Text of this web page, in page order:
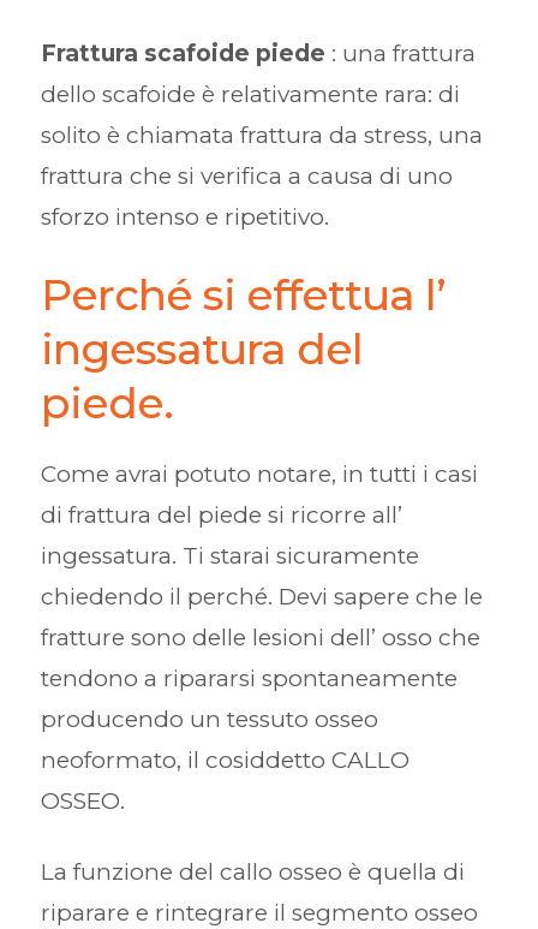
Frattura scafoide piede : una frattura
dello scafoide è relativamente rara: di
solito è chiamata frattura da stress, una
frattura che si verifica a causa di uno
sforzo intenso e ripetitivo.
Perché si effettua l’
ingessatura del
piede.
Come avrai potuto notare, in tutti i casi
di frattura del piede si ricorre all’
ingessatura. Ti starai sicuramente
chiedendo il perché. Devi sapere che le
fratture sono delle lesioni dell’ osso che
tendono a ripararsi spontaneamente
producendo un tessuto osseo
neoformato, il cosiddetto CALLO
OSSEO.
La funzione del callo osseo è quella di
riparare e rintegrare il segmento osseo